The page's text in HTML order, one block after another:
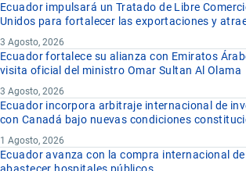
Ecuador impulsará un Tratado de Libre
Unidos para fortalecer las exportaciones y
3 Agosto, 2026
Ecuador fortalece su alianza con Emiratos
visita oficial del ministro Omar Sultan Al Olama
3 Agosto, 2026
Ecuador incorpora arbitraje internacional de
con Canadá bajo nuevas condiciones
1 Agosto, 2026
Ecuador avanza con la compra internacional